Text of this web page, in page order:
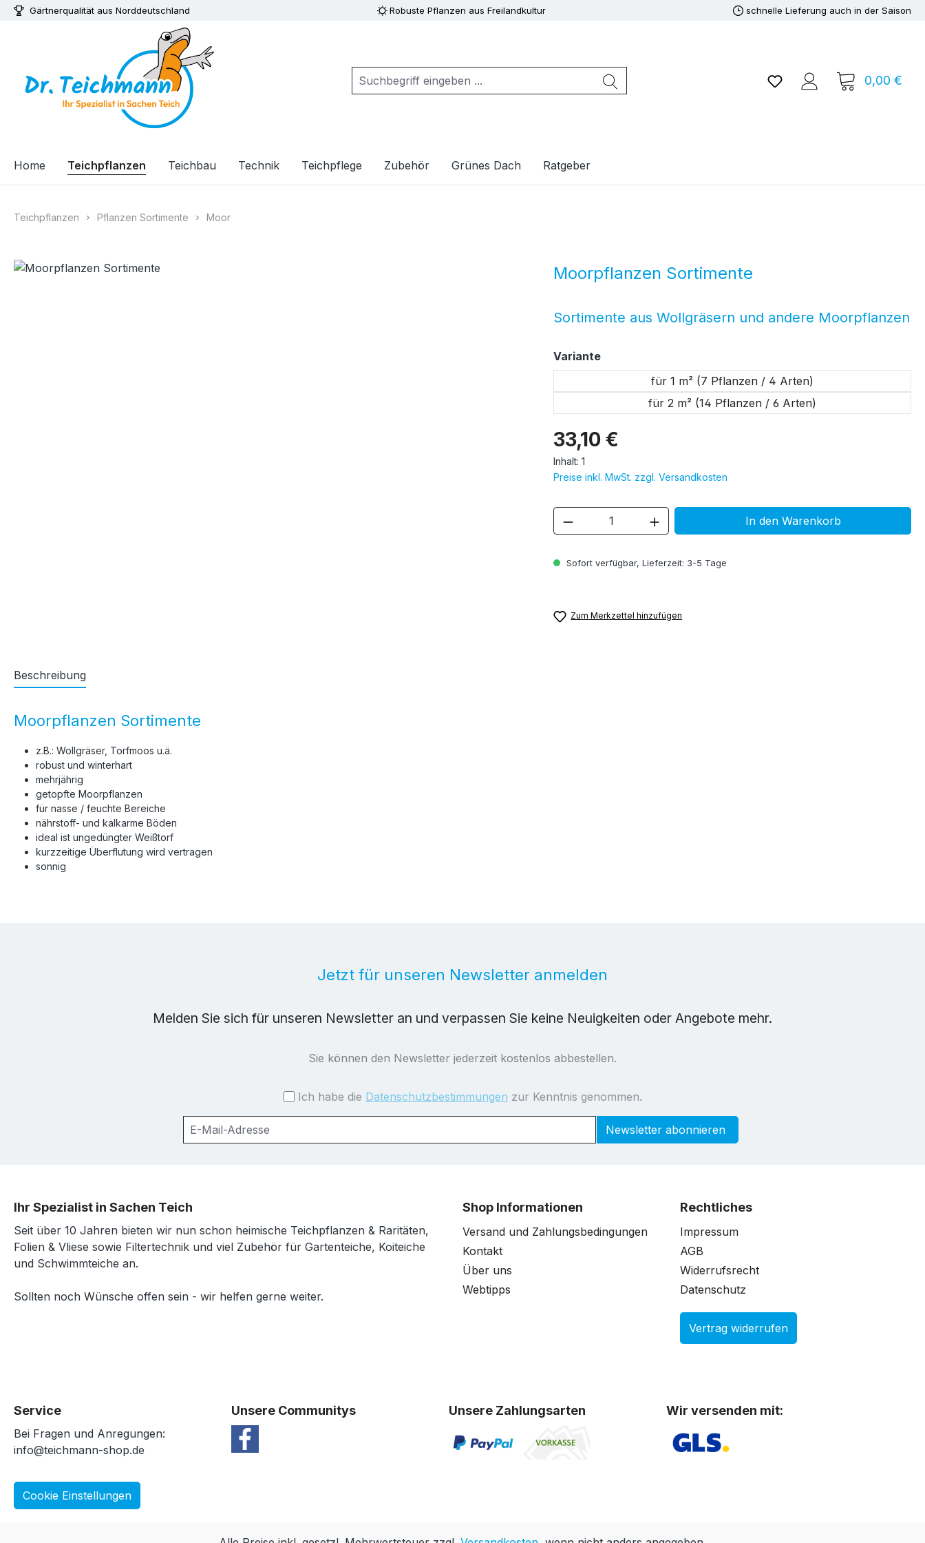
Hauptinhalt springen
Zur Suche springen
Zur Hauptnavigation springen
Gärtnerqualität aus Norddeutschland Robuste Pflanzen aus Freilandkultur schnelle Lieferung auch in der Saison
Du hast 0 Produkte auf
0,00 €
Home Teichpflanzen Teichbau Technik Teichpflege Zubehör Grünes Dach Ratgeber
Teichpflanzen Pflanzen Sortimente Moor
Bildergalerie überspringen Moorpflanzen Sortimente
Sortimente aus Wollgräsern und andere Moorpflanzen
33,10 €
Inhalt: 1
Preise inkl. MwSt. zzgl. Versandkosten
Sofort verfügbar, Lieferzeit: 3-5 Tage
Varianteauswählen
für 1 m² (7 Pflanzen / 4 Arten)
für 2 m² (14 Pflanzen / 6 Arten)
Produkt Anzahl: Gib den gewünschten Wert
In den Warenkorb
Zum Merkzettel hinzufügen
Beschreibung
Moorpflanzen Sortimente
z.B.: Wollgräser, Torfmoos u.ä.
robust und winterhart
mehrjährig
getopfte Moorpflanzen
für nasse / feuchte Bereiche
nährstoff- und kalkarme Böden
ideal ist ungedüngter Weißtorf
kurzzeitige Überflutung wird vertragen
sonnig
Jetzt für unseren Newsletter anmelden
Melden Sie sich für unseren Newsletter an und verpassen Sie keine Neuigkeiten oder Angebote mehr.
Sie können den Newsletter jederzeit kostenlos abbestellen.
Ich habe die Datenschutzbestimmungen zur Kenntnis genommen.
Newsletter abonnieren
Ihr Spezialist in Sachen Teich
Seit über 10 Jahren bieten wir nun schon heimische Teichpflanzen & Raritäten,
Folien & Vliese sowie Filtertechnik und viel Zubehör für Gartenteiche, Koiteiche
und Schwimmteiche an.
Sollten noch Wünsche offen sein - wir helfen gerne weiter.
Shop Informationen
Versand und Zahlungsbedingungen
Kontakt
Über uns
Webtipps
Rechtliches
Impressum
AGB
Widerrufsrecht
Datenschutz
Vertrag widerrufen
Service
Bei Fragen und Anregungen:
info@teichmann-shop.de
Unsere Communitys Unsere Zahlungsarten Wir versenden mit:
Cookie Einstellungen